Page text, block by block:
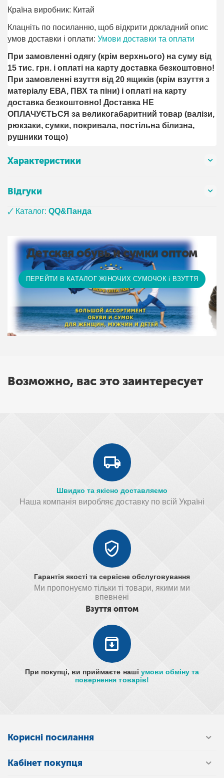
Країна виробник: Китай
Клацніть по посиланню, щоб відкрити докладний опис
умов доставки і оплати:Умови доставки та оплати
При замовленні одягу (крім верхнього) на суму від
15 тис. грн. і оплаті на карту доставка безкоштовно!
При замовленні взуття від 20 ящиків (крім взуття з
матеріалу ЕВА, ПВХ та піни) і оплаті на карту
доставка безкоштовно! Доставка НЕ ​​
ОПЛАЧУЄТЬСЯ за великогабаритний товар (валізи,
рюкзаки, сумки, покривала, постільна білизна,
рушники тощо)
Характеристики
Відгуки
🗸 Каталог:QQ&Панда
Детская обувь и сумки оптом
ПЕРЕЙТИ В КАТАЛОГ ЖІНОЧИХ СУМОЧОК і ВЗУТТЯ
Возможно, вас это заинтересует
Швидко та якісно доставляємо
Наша компанія виробляє доставку по всій Україні
Гарантія якості та сервісне обслуговування
Ми пропонуємо тільки ті товари, якими ми
впевнені
Взуття оптом
При покупці, ви приймаєте наші умови обміну та
повернення товарів!
Корисні посилання
Кабінет покупця